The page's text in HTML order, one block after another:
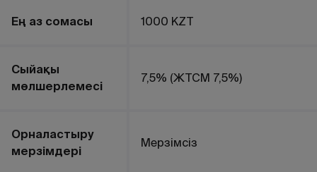
Ең аз сомасы 1000 KZT
Сыйақы
мөлшерлемесі
7,5% (ЖТСМ 7,5%)
Орналастыру
мерзімдері
Мерзімсіз